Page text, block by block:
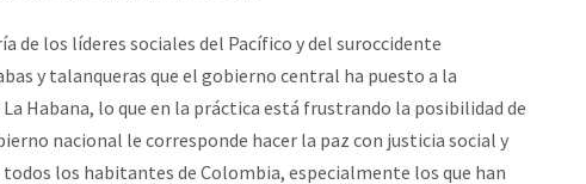
de los líderes sociales del Pacífico y del suroccidente
y talanqueras que el gobierno central ha puesto a la
Habana, lo que en la práctica está frustrando la posibilidad de
nacional le corresponde hacer la paz con justicia social y
los habitantes de Colombia, especialmente los que han